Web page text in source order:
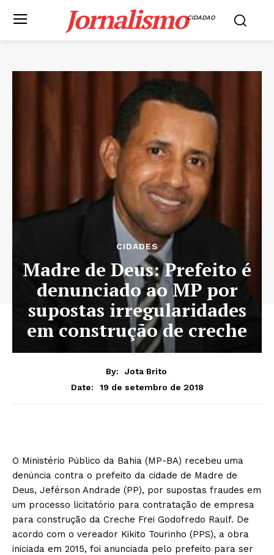
JornalismoCIDADAO
CIDADES
Madre de Deus: Prefeito é
denunciado ao MP por
supostas irregularidades
em construção de creche
By:
Jota Brito
Date:
19 de setembro de 2018
O Ministério Público da Bahia (MP-BA) recebeu uma
denúncia contra o prefeito da cidade de Madre de
Deus, Jeférson Andrade (PP), por supostas fraudes em
um processo licitatório para contratação de empresa
para construção da Creche Frei Godofredo Raulf. De
acordo com o vereador Kikito Tourinho (PPS), a obra
iniciada em 2015, foi anunciada pelo prefeito para ser